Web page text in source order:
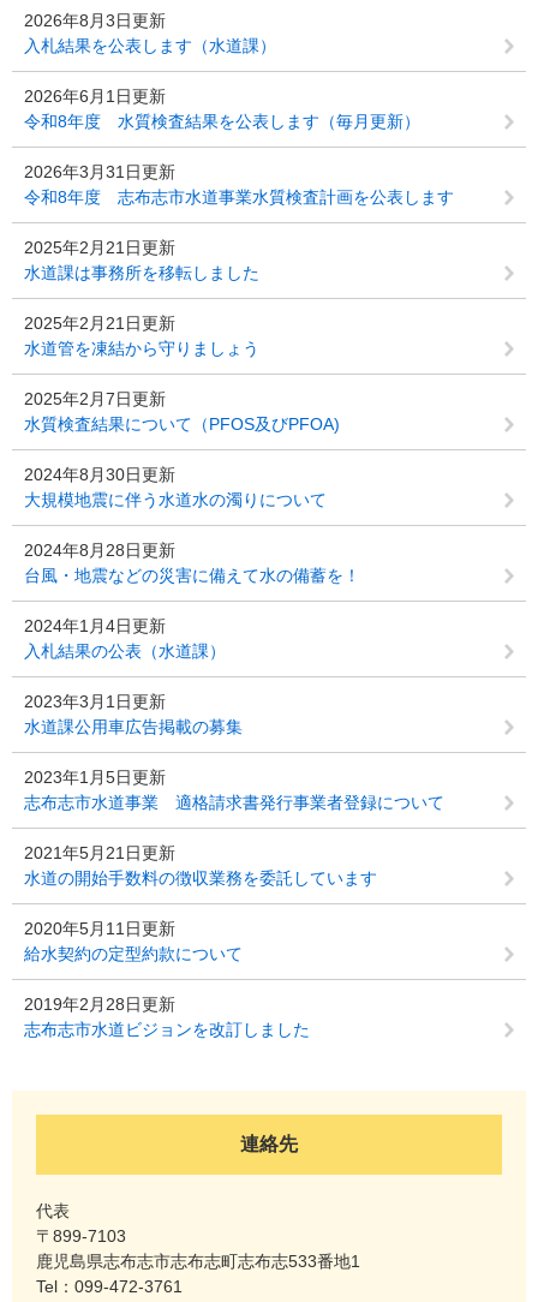
2026年8月3日更新
入札結果を公表します（水道課）
2026年6月1日更新
令和8年度 水質検査結果を公表します（毎月更新）
2026年3月31日更新
令和8年度 志布志市水道事業水質検査計画を公表します
2025年2月21日更新
水道課は事務所を移転しました
2025年2月21日更新
水道管を凍結から守りましょう
2025年2月7日更新
水質検査結果について（PFOS及びPFOA)
2024年8月30日更新
大規模地震に伴う水道水の濁りについて
2024年8月28日更新
台風・地震などの災害に備えて水の備蓄を！
2024年1月4日更新
入札結果の公表（水道課）
2023年3月1日更新
水道課公用車広告掲載の募集
2023年1月5日更新
志布志市水道事業 適格請求書発行事業者登録について
2021年5月21日更新
水道の開始手数料の徴収業務を委託しています
2020年5月11日更新
給水契約の定型約款について
2019年2月28日更新
志布志市水道ビジョンを改訂しました
連絡先
代表
〒899-7103
鹿児島県志布志市志布志町志布志533番地1
Tel：099-472-3761